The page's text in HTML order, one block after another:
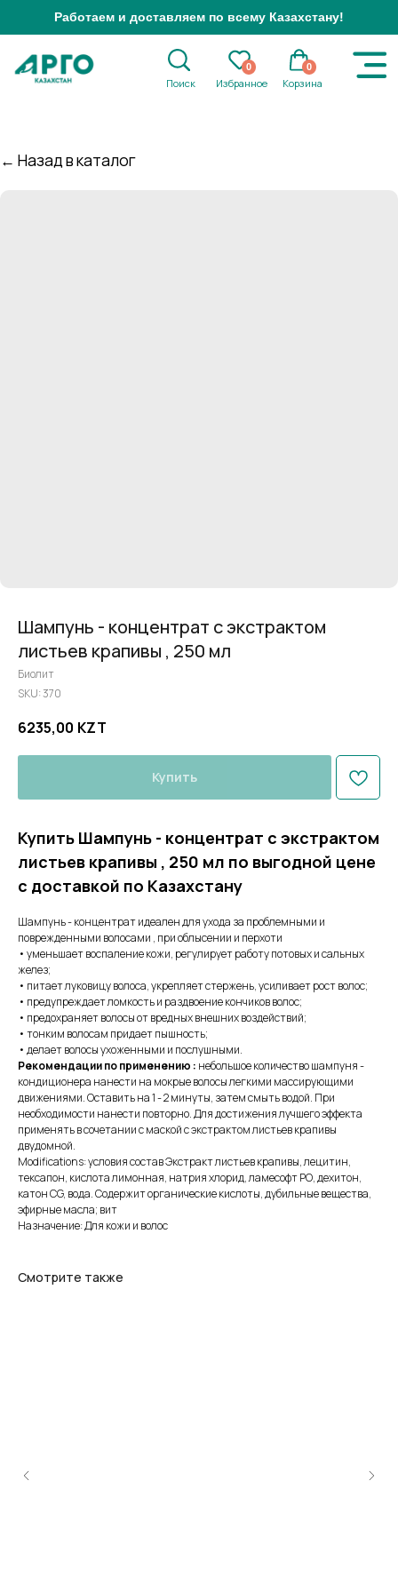
Избранное Корзина
0
Работаем и доставляем по всему Казахстану!
Шампунь - концентрат с экстрактом
листьев крапивы , 250 мл
Биолит
SKU:370
6235,00 KZT
Купить
Купить Шампунь - концентрат с экстрактом
листьев крапивы , 250 мл по выгодной цене
с доставкой по Казахстану
Шампунь - концентрат идеален для ухода за проблемными и
поврежденными волосами , при облысении и перхоти
• уменьшает воспаление кожи, регулирует работу потовых и сальных
желез;
• питает луковицу волоса, укрепляет стержень, усиливает рост волос;
• предупреждает ломкость и раздвоение кончиков волос;
• предохраняет волосы от вредных внешних воздействий;
• тонким волосам придает пышность;
• делает волосы ухоженными и послушными.
Рекомендации по применению : небольшое количество шампуня -
кондиционера нанести на мокрые волосы легкими массирующими
движениями. Оставить на 1 - 2 минуты, затем смыть водой. При
необходимости нанести повторно. Для достижения лучшего эффекта
применять в сочетании с маской с экстрактом листьев крапивы
двудомной.
Modifications: условия состав Экстракт листьев крапивы, лецитин,
тексапон, кислота лимонная, натрия хлорид, ламесофт РО, дехитон,
катон CG, вода. Содержит органические кислоты, дубильные вещества,
эфирные масла; вит
Назначение: Для кожи и волос
Смотрите также